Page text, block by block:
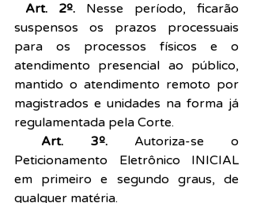
Art. 2º. Nesse período, ficarão
suspensos os prazos processuais
para os processos físicos e o
atendimento presencial ao público,
mantido o atendimento remoto por
magistrados e unidades na forma já
regulamentada pela Corte.
Art. 3º. Autoriza-se o
Peticionamento Eletrônico INICIAL
em primeiro e segundo graus, de
qualquer matéria.